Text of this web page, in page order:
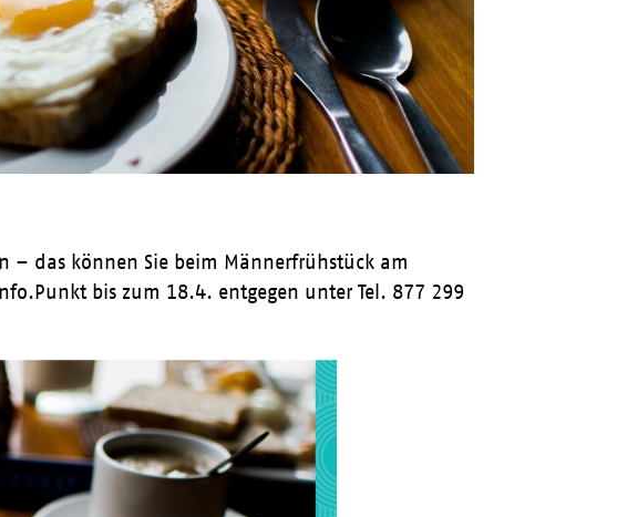
– das können Sie beim Männerfrühstück am
bis zum 18.4. entgegen unter Tel. 877 299